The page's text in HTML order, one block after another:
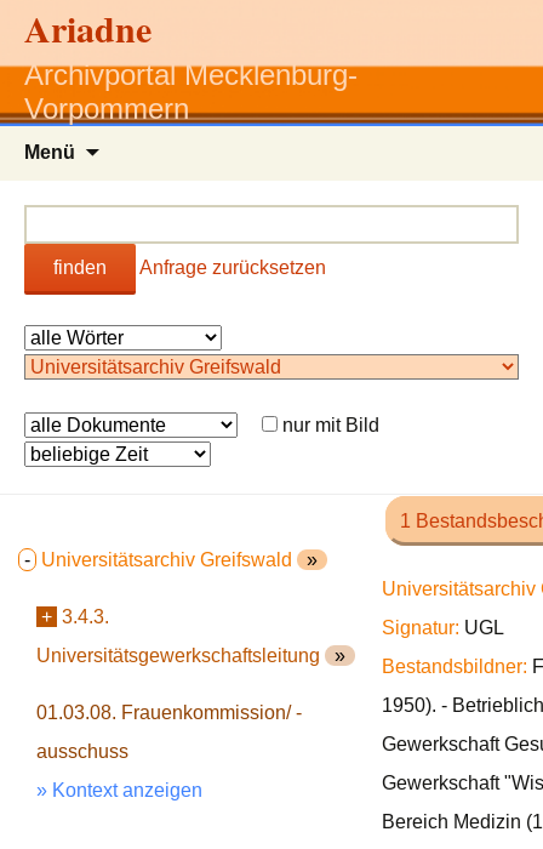
Ariadne
Archivportal Mecklenburg-
Vorpommern
Menü
finden Anfrage zurücksetzen
nur mit Bild
- Universitätsarchiv Greifswald »
+ 3.4.3.
Universitätsgewerkschaftsleitung »
01.03.08. Frauenkommission/ -
ausschuss
» Kontext anzeigen
1
Signatur: UGL
Bestandsbildner:
1950). -
Gewerkschaft
Gewerkschaft
Bereich Medizin